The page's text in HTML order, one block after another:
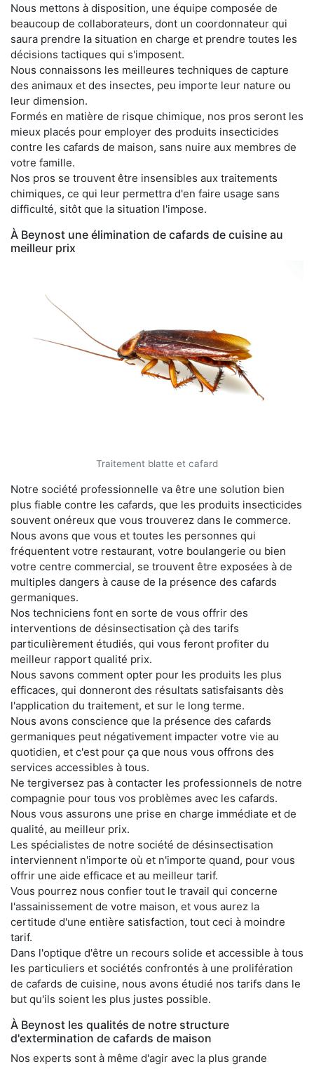
Nous mettons à disposition, une équipe composée de
beaucoup de collaborateurs, dont un coordonnateur qui
saura prendre la situation en charge et prendre toutes les
décisions tactiques qui s'imposent.
Nous connaissons les meilleures techniques de capture
des animaux et des insectes, peu importe leur nature ou
leur dimension.
Formés en matière de risque chimique, nos pros seront les
mieux placés pour employer des produits insecticides
contre les cafards de maison, sans nuire aux membres de
votre famille.
Nos pros se trouvent être insensibles aux traitements
chimiques, ce qui leur permettra d'en faire usage sans
difficulté, sitôt que la situation l'impose.
À Beynost une élimination de cafards de cuisine au
meilleur prix
Traitement blatte et cafard
Notre société professionnelle va être une solution bien
plus fiable contre les cafards, que les produits insecticides
souvent onéreux que vous trouverez dans le commerce.
Nous avons que vous et toutes les personnes qui
fréquentent votre restaurant, votre boulangerie ou bien
votre centre commercial, se trouvent être exposées à de
multiples dangers à cause de la présence des cafards
germaniques.
Nos techniciens font en sorte de vous offrir des
interventions de désinsectisation çà des tarifs
particulièrement étudiés, qui vous feront profiter du
meilleur rapport qualité prix.
Nous savons comment opter pour les produits les plus
efficaces, qui donneront des résultats satisfaisants dès
l'application du traitement, et sur le long terme.
Nous avons conscience que la présence des cafards
germaniques peut négativement impacter votre vie au
quotidien, et c'est pour ça que nous vous offrons des
services accessibles à tous.
Ne tergiversez pas à contacter les professionnels de notre
compagnie pour tous vos problèmes avec les cafards.
Nous vous assurons une prise en charge immédiate et de
qualité, au meilleur prix.
Les spécialistes de notre société de désinsectisation
interviennent n'importe où et n'importe quand, pour vous
offrir une aide efficace et au meilleur tarif.
Vous pourrez nous confier tout le travail qui concerne
l'assainissement de votre maison, et vous aurez la
certitude d'une entière satisfaction, tout ceci à moindre
tarif.
Dans l'optique d'être un recours solide et accessible à tous
les particuliers et sociétés confrontés à une prolifération
de cafards de cuisine, nous avons étudié nos tarifs dans le
but qu'ils soient les plus justes possible.
À Beynost les qualités de notre structure
d'extermination de cafards de maison
Nos experts sont à même d'agir avec la plus grande